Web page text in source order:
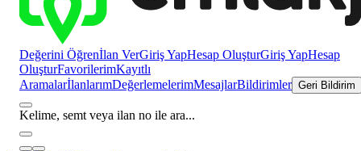
Değerini Öğrenİlan VerGiriş YapHesap OluşturGiriş YapHesap
OluşturFavorilerimKayıtlı
AramalarİlanlarımDeğerlemelerimMesajlarBildirimler Geri Bildirim
Kelime, semt veya ilan no ile ara...